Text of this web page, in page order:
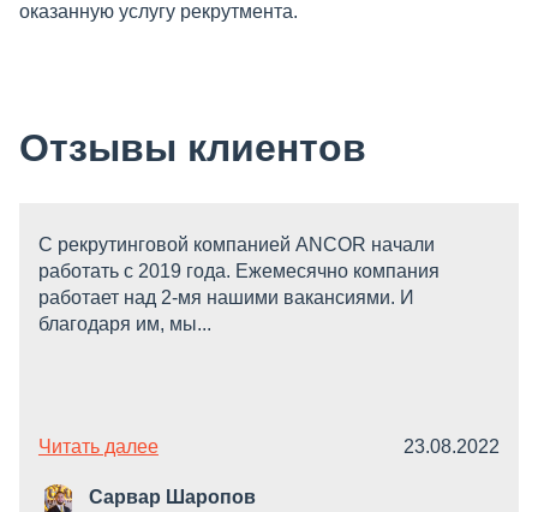
оказанную услугу рекрутмента.
Отзывы клиентов
С рекрутинговой компанией ANCOR начали
работать c 2019 года. Ежемесячно компания
работает над 2-мя нашими вакансиями. И
благодаря им, мы...
Читать далее 23.08.2022
Сарвар Шаропов